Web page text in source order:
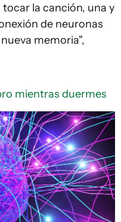
la canción, una y
de neuronas
memoria",
mientras duermes